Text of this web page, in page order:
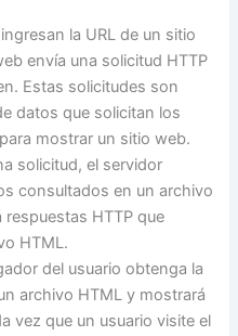
la URL de un sitio
envía una solicitud HTTP
Estas solicitudes son
datos que solicitan los
mostrar un sitio web.
solicitud, el servidor
consultados en un archivo
respuestas HTTP que
HTML.
del usuario obtenga la
archivo HTML y mostrará
vez que un usuario visite el